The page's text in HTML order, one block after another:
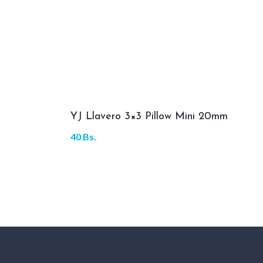
YJ Llavero 3×3 Pillow Mini 20mm
40 Bs.